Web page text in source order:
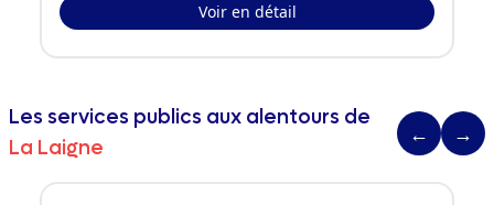
Voir en détail
Les services publics aux alentours de
La Laigne
← →